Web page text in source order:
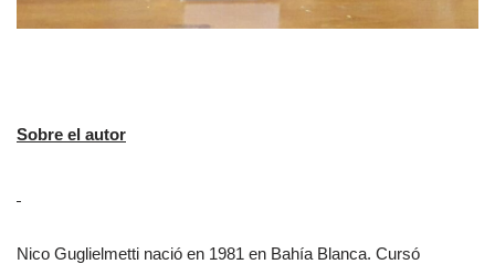
Sobre el autor
Nico Guglielmetti nació en 1981 en Bahía Blanca. Cursó